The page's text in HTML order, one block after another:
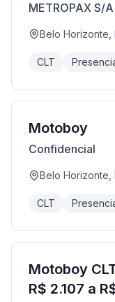
METROPAX S/A
Belo Horizonte,
CLT
Motoboy
Confidencial
Belo Horizonte,
CLT
Motoboy
R$ 2.107 a